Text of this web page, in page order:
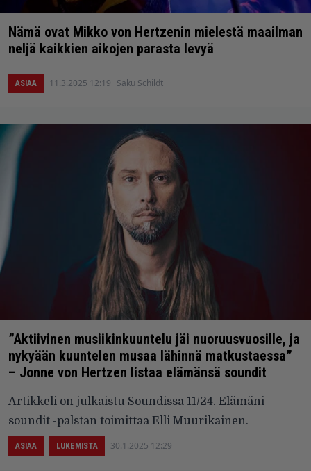
Nämä ovat Mikko von Hertzenin mielestä maailman
neljä kaikkien aikojen parasta levyä
ASIAA 11.3.2025 12:19 Saku Schildt
”Aktiivinen musiikinkuuntelu jäi nuoruusvuosille, ja
nykyään kuuntelen musaa lähinnä matkustaessa”
– Jonne von Hertzen listaa elämänsä soundit
Artikkeli on julkaistu Soundissa 11/24. Elämäni
soundit -palstan toimittaa Elli Muurikainen.
ASIAA LUKEMISTA 30.1.2025 12:29